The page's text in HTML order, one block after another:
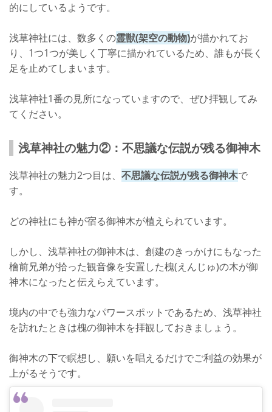
的にしているようです。
浅草神社には、数多くの霊獣(架空の動物)が描かれてお
り、1つ1つが美しく丁寧に描かれているため、誰もが長く
足を止めてしまいます。
浅草神社1番の見所になっていますので、ぜひ拝観してみ
てください。
浅草神社の魅力②：不思議な伝説が残る御神木
浅草神社の魅力2つ目は、 不思議な伝説が残る御神木で
す。
どの神社にも神が宿る御神木が植えられています。
しかし、浅草神社の御神木は、創建のきっかけにもなった
檜前兄弟が拾った観音像を安置した槐(えんじゅ)の木が御
神木になったと伝えらえています。
境内の中でも強力なパワースポットであるため、浅草神社
を訪れたときは槐の御神木を拝観しておきましょう。
御神木の下で瞑想し、願いを唱えるだけでご利益の効果が
上がるそうです。